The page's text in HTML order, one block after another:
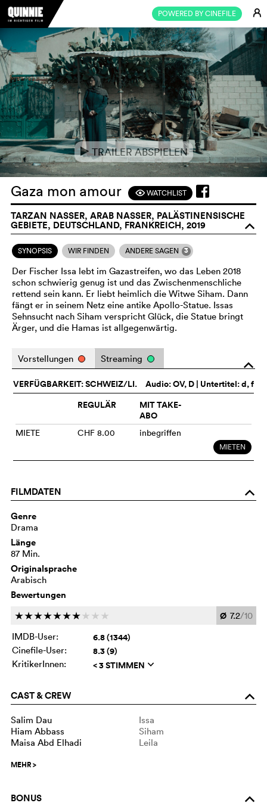
POWERED BY CINEFILE E
eTRAILER ABSPIELEN
Gaza mon amour FWATCHLIST
TARZAN NASSER, ARAB NASSER, PALÄSTINENSISCHE
GEBIETE, DEUTSCHLAND, FRANKREICH, 2019 o
SYNOPSIS WIR FINDEN ANDERE SAGEN 3
Der Fischer Issa lebt im Gazastreifen, wo das Leben 2018
schon schwierig genug ist und das Zwischenmenschliche
rettend sein kann. Er liebt heimlich die Witwe Siham. Dann
fängt er in seinem Netz eine antike Apollo-Statue. Issas
Sehnsucht nach Siham verspricht Glück, die Statue bringt
Ärger, und die Hamas ist allgegenwärtig.
o
Vorstellungen Streaming
Audio:OV, D | Untertitel: d, f
VERFÜGBARKEIT: SCHWEIZ/LI.
REGULÄR
MIT TAKE-
ABO
MIETE CHF 8.00 inbegriffen
MIETEN
FILMDATEN o
Genre
Drama
Länge
87 Min.
Originalsprache
Arabisch
Bewertungen
ccccccc c c c Ø 7.2/10
IMDB-User:
6.8 (1344)
Cinefile-User: 8.3 (9)
KritikerInnen: < 3 STIMMEN q
CAST & CREW o
Salim Dau
Issa
Hiam Abbass
Siham
Maisa Abd Elhadi
Leila
MEHR>
BONUS o